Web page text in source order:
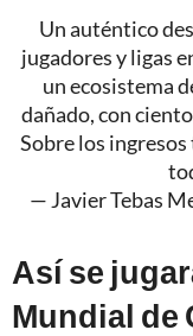
Un auténtico
jugadores y ligas
un ecosistema
dañado, con
Sobre los
— Javier Tebas
Así se
Mundial de